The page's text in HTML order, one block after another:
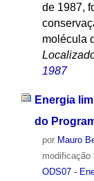
de 1987,
molécula
1987
Energia
do
por Mauro
modificação
ODS07 -